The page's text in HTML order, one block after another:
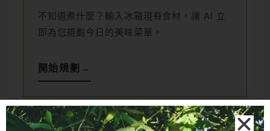
不知道煮什麼？輸入冰箱現有食材，讓 AI 立
即為您規劃今日的美味菜單。
開始規劃 →